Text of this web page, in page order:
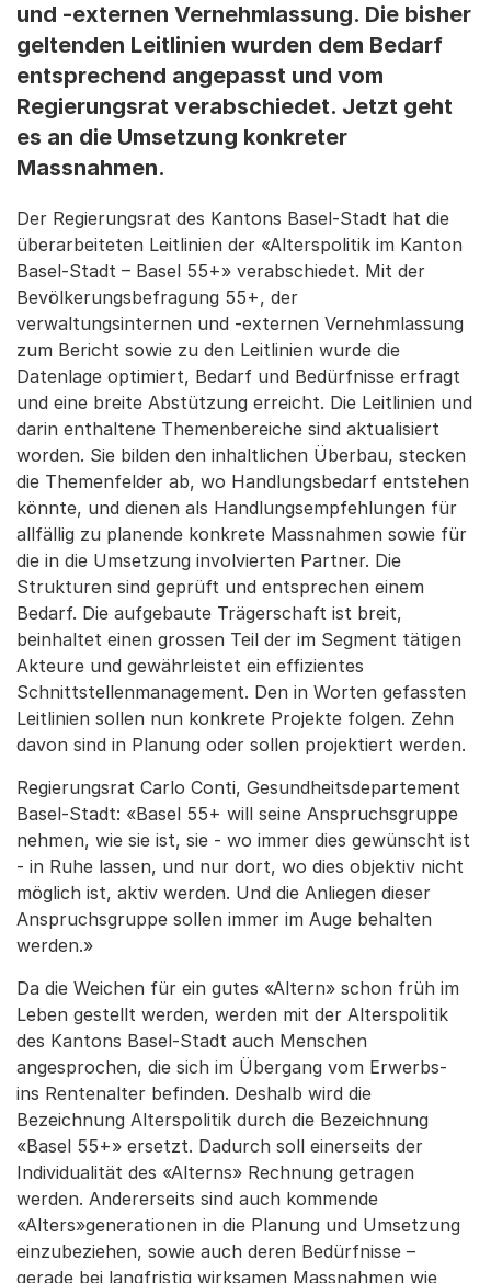
und -externen Vernehmlassung. Die bisher
geltenden Leitlinien wurden dem Bedarf
entsprechend angepasst und vom
Regierungsrat verabschiedet. Jetzt geht
es an die Umsetzung konkreter
Massnahmen.
Der Regierungsrat des Kantons Basel-Stadt hat die
überarbeiteten Leitlinien der «Alterspolitik im Kanton
Basel-Stadt – Basel 55+» verabschiedet. Mit der
Bevölkerungsbefragung 55+, der
verwaltungsinternen und -externen Vernehmlassung
zum Bericht sowie zu den Leitlinien wurde die
Datenlage optimiert, Bedarf und Bedürfnisse erfragt
und eine breite Abstützung erreicht. Die Leitlinien und
darin enthaltene Themenbereiche sind aktualisiert
worden. Sie bilden den inhaltlichen Überbau, stecken
die Themenfelder ab, wo Handlungsbedarf entstehen
könnte, und dienen als Handlungsempfehlungen für
allfällig zu planende konkrete Massnahmen sowie für
die in die Umsetzung involvierten Partner. Die
Strukturen sind geprüft und entsprechen einem
Bedarf. Die aufgebaute Trägerschaft ist breit,
beinhaltet einen grossen Teil der im Segment tätigen
Akteure und gewährleistet ein effizientes
Schnittstellenmanagement. Den in Worten gefassten
Leitlinien sollen nun konkrete Projekte folgen. Zehn
davon sind in Planung oder sollen projektiert werden.
Regierungsrat Carlo Conti, Gesundheitsdepartement
Basel-Stadt: «Basel 55+ will seine Anspruchsgruppe
nehmen, wie sie ist, sie - wo immer dies gewünscht ist
- in Ruhe lassen, und nur dort, wo dies objektiv nicht
möglich ist, aktiv werden. Und die Anliegen dieser
Anspruchsgruppe sollen immer im Auge behalten
werden.»
Da die Weichen für ein gutes «Altern» schon früh im
Leben gestellt werden, werden mit der Alterspolitik
des Kantons Basel-Stadt auch Menschen
angesprochen, die sich im Übergang vom Erwerbs-
ins Rentenalter befinden. Deshalb wird die
Bezeichnung Alterspolitik durch die Bezeichnung
«Basel 55+» ersetzt. Dadurch soll einerseits der
Individualität des «Alterns» Rechnung getragen
werden. Andererseits sind auch kommende
«Alters»generationen in die Planung und Umsetzung
einzubeziehen, sowie auch deren Bedürfnisse –
gerade bei langfristig wirksamen Massnahmen wie